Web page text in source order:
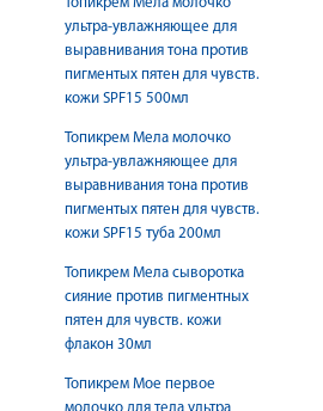
ультра-увлажняющее для
выравнивания тона против
пигментых пятен для чувств.
кожи SPF15 500мл
Топикрем Мела молочко
ультра-увлажняющее для
выравнивания тона против
пигментых пятен для чувств.
кожи SPF15 туба 200мл
Топикрем Мела сыворотка
сияние против пигментных
пятен для чувств. кожи
флакон 30мл
Топикрем Мое первое